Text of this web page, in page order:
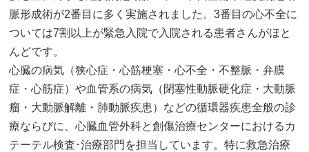
脈形成術が2番目に多く実施されました。3番目の心不全に
ついては7割以上が緊急入院で入院される患者さんがほと
んどです。
心臓の病気（狭心症・心筋梗塞・心不全・不整脈・弁膜
症・心筋症）や血管系の病気（閉塞性動脈硬化症・大動脈
瘤・大動脈解離・肺動脈疾患）などの循環器疾患全般の診
療ならびに、心臓血管外科と創傷治療センターにおけるカ
テーテル検査･治療部門を担当しています。特に救急治療